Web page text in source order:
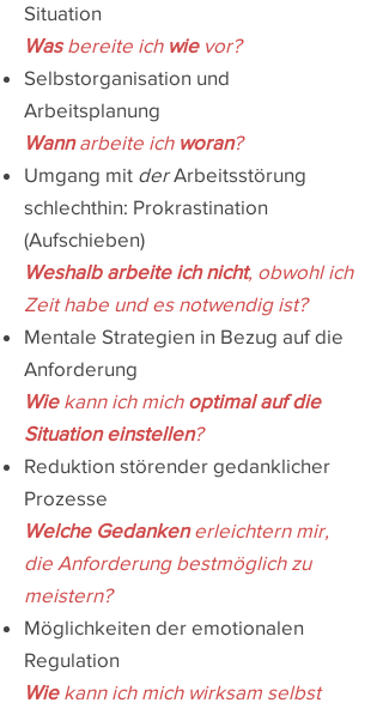
Situation
Wasbereite ich wie vor?
Selbstorganisation und
Arbeitsplanung
Wannarbeite ich woran?
Umgang mit derArbeitsstörung
schlechthin: Prokrastination
(Aufschieben)
Weshalb arbeite ich nicht, obwohl ich
Zeit habe und es notwendig ist?
Mentale Strategien in Bezug auf die
Anforderung
Wie kann ich mich optimal auf die
Situation einstellen?
Reduktion störender gedanklicher
Prozesse
Welche Gedankenerleichtern mir,
die Anforderung bestmöglich zu
meistern?
Möglichkeiten der emotionalen
Regulation
Wie kann ich mich wirksam selbst